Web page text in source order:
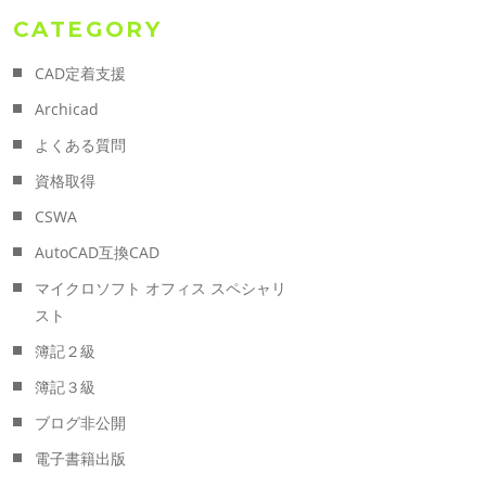
CATEGORY
CAD定着支援
Archicad
よくある質問
資格取得
CSWA
AutoCAD互換CAD
マイクロソフト オフィス スペシャリ
スト
簿記２級
簿記３級
ブログ非公開
電子書籍出版